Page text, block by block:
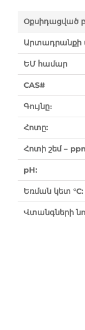
Օքսիդացված
Արտադրանքի
ԵՄ համար
CAS#
Գույնը։
Հոտը:
Հոտի շեմ –
pH:
Եռման կետ °C:
Վտանգների